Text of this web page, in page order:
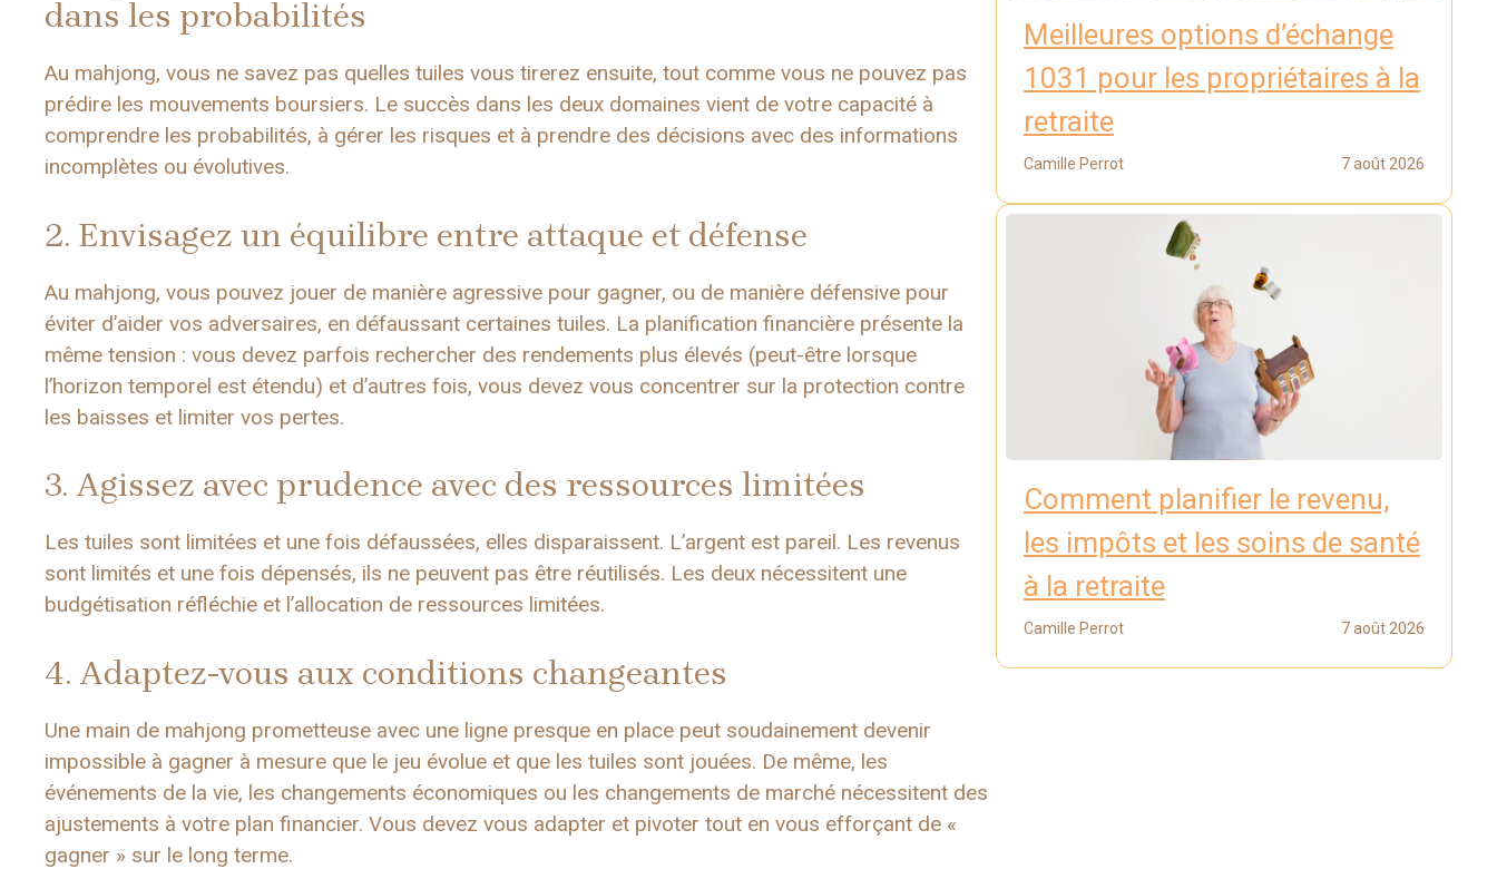
dans les probabilités
Au mahjong, vous ne savez pas quelles tuiles vous tirerez ensuite, tout comme vous ne pouvez pas
prédire les mouvements boursiers. Le succès dans les deux domaines vient de votre capacité à
comprendre les probabilités, à gérer les risques et à prendre des décisions avec des informations
incomplètes ou évolutives.
2. Envisagez un équilibre entre attaque et défense
Au mahjong, vous pouvez jouer de manière agressive pour gagner, ou de manière défensive pour
éviter d’aider vos adversaires, en défaussant certaines tuiles. La planification financière présente la
même tension : vous devez parfois rechercher des rendements plus élevés (peut-être lorsque
l’horizon temporel est étendu) et d’autres fois, vous devez vous concentrer sur la protection contre
les baisses et limiter vos pertes.
3. Agissez avec prudence avec des ressources limitées
Les tuiles sont limitées et une fois défaussées, elles disparaissent. L’argent est pareil. Les revenus
sont limités et une fois dépensés, ils ne peuvent pas être réutilisés. Les deux nécessitent une
budgétisation réfléchie et l’allocation de ressources limitées.
4. Adaptez-vous aux conditions changeantes
Une main de mahjong prometteuse avec une ligne presque en place peut soudainement devenir
impossible à gagner à mesure que le jeu évolue et que les tuiles sont jouées. De même, les
événements de la vie, les changements économiques ou les changements de marché nécessitent des
ajustements à votre plan financier. Vous devez vous adapter et pivoter tout en vous efforçant de «
gagner » sur le long terme.
Meilleures options d’échange
1031 pour les propriétaires à la
retraite
Camille Perrot 7 août 2026
Comment planifier le revenu,
les impôts et les soins de santé
à la retraite
Camille Perrot 7 août 2026